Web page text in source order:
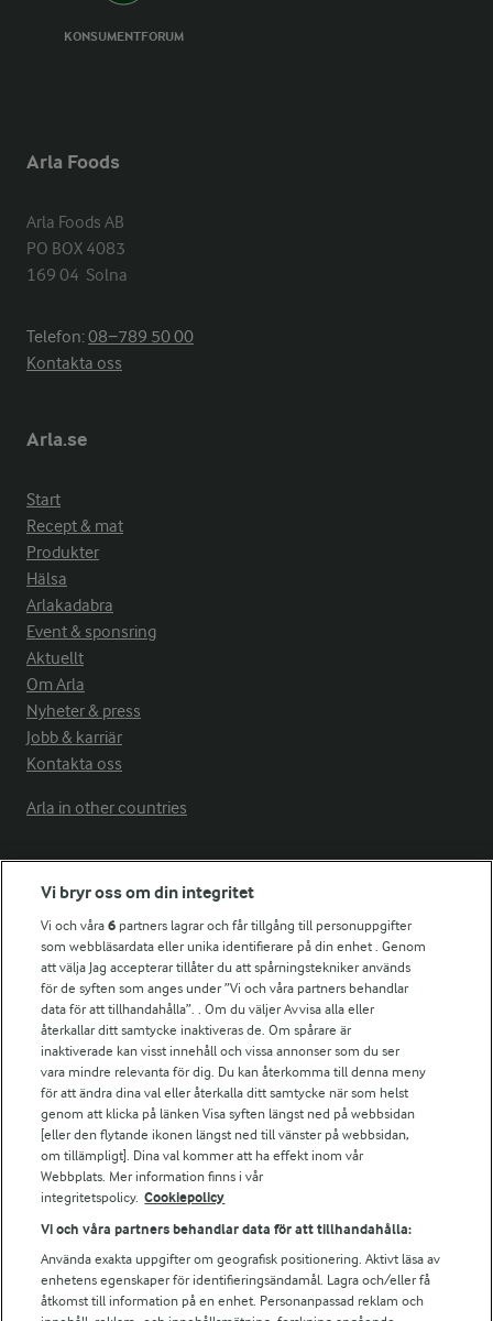
KONSUMENTFORUM
Arla Foods
Arla Foods AB
PO BOX 4083
169 04  Solna
Telefon:08−789 50 00
Kontakta oss
Arla.se
Start
Recept & mat
Produkter
Hälsa
Arlakadabra
Event & sponsring
Aktuellt
Om Arla
Nyheter & press
Jobb & karriär
Kontakta oss
Arla in other countries
Fler Arlasajter
För ägare
Arlas kundportal
Arla.com
Falbygdens Ost
Arla webbshop
Bildbank
Följ oss
Vi bryr oss om din integritet
Vi och våra6 partners lagrar och får tillgång till personuppgifter
som webbläsardata eller unika identifierare på din enhet . Genom
att välja Jag accepterar tillåter du att spårningstekniker används
för de syften som anges under ”Vi och våra partners behandlar
data för att tillhandahålla”. . Om du väljer Avvisa alla eller
återkallar ditt samtycke inaktiveras de. Om spårare är
inaktiverade kan visst innehåll och vissa annonser som du ser
vara mindre relevanta för dig. Du kan återkomma till denna meny
för att ändra dina val eller återkalla ditt samtycke när som helst
genom att klicka på länken Visa syften längst ned på webbsidan
[eller den flytande ikonen längst ned till vänster på webbsidan,
om tillämpligt]. Dina val kommer att ha effekt inom vår
Webbplats. Mer information finns i vår
integritetspolicy. Cookiepolicy
Vi och våra partners behandlar data för att tillhandahålla:
Använda exakta uppgifter om geografisk positionering. Aktivt läsa av
enhetens egenskaper för identifieringsändamål. Lagra och/eller få
åtkomst till information på en enhet. Personanpassad reklam och